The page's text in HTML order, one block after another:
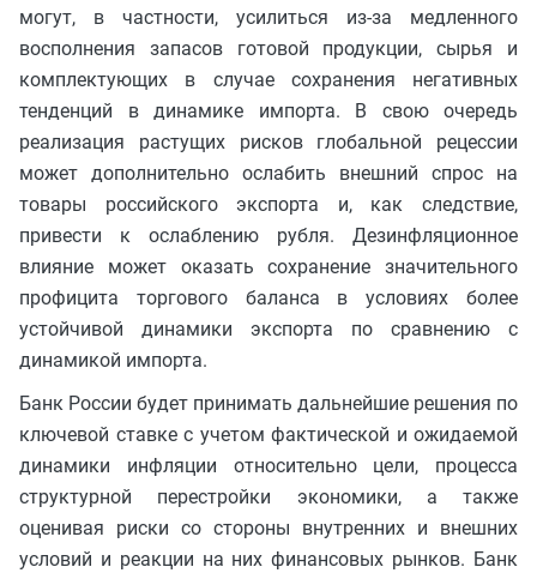
могут, в частности, усилиться из-за медленного
восполнения запасов готовой продукции, сырья и
комплектующих в случае сохранения негативных
тенденций в динамике импорта. В свою очередь
реализация растущих рисков глобальной рецессии
может дополнительно ослабить внешний спрос на
товары российского экспорта и, как следствие,
привести к ослаблению рубля. Дезинфляционное
влияние может оказать сохранение значительного
профицита торгового баланса в условиях более
устойчивой динамики экспорта по сравнению с
динамикой импорта.
Банк России будет принимать дальнейшие решения по
ключевой ставке с учетом фактической и ожидаемой
динамики инфляции относительно цели, процесса
структурной перестройки экономики, а также
оценивая риски со стороны внутренних и внешних
условий и реакции на них финансовых рынков. Банк